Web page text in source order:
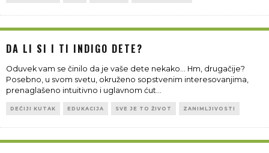
DA LI SI I TI INDIGO DETE?
Oduvek vam se činilo da je vaše dete nekako... Hm, drugačije?
Posebno, u svom svetu, okruženo sopstvenim interesovanjima,
prenaglašeno intuitivno i uglavnom ćut...
DEČIJI KUTAK EDUKACIJA SVE JE TO ŽIVOT ZANIMLJIVOSTI